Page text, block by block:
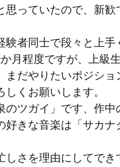
思っていたので、新歓
者同士で段々と上手
月程度ですが、上級
まだやりたいポジショ
くお願いします。
ツガイ」です、作中
好きな音楽は「サカナ
さを理由にしてでき